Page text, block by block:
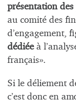
présentation des
au comité des
d’engagement,
dédiéeà
français».
Si le déliement
c’est donc en